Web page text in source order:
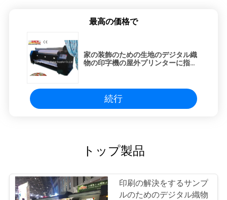
最高の価格で
家の装飾のための生地のデジタル織
物の印字機の屋外プリンターに指示
続行
トップ製品
印刷の解決をするサンプ
ルのためのデジタル織物